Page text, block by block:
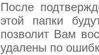
После
этой папки
позволит Вам
удалены по